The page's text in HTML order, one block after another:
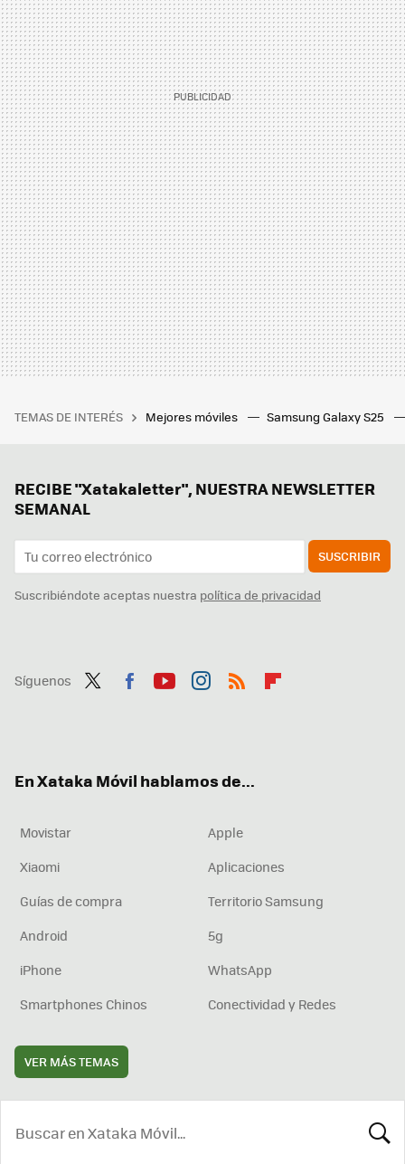
TEMAS DE INTERÉS Mejores móviles Samsung Galaxy S25
RECIBE "Xatakaletter", NUESTRA NEWSLETTER
SEMANAL
SUSCRIBIR
Suscribiéndote aceptas nuestra política de privacidad
Síguenos
En Xataka Móvil hablamos de...
Movistar
Apple
Xiaomi
Aplicaciones
Guías de compra
Territorio Samsung
Android
5g
iPhone
WhatsApp
Smartphones Chinos
Conectividad y Redes
VER MÁS TEMAS